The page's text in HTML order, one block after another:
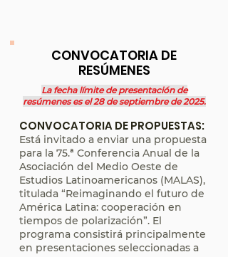
CONVOCATORIA DE
RESÚMENES
La fecha límite de presentación de
resúmenes es el 28 de septiembre de 2025.
CONVOCATORIA DE PROPUESTAS:
Está invitado a enviar una propuesta
para la 75.ª Conferencia Anual de la
Asociación del Medio Oeste de
Estudios Latinoamericanos (MALAS),
titulada “Reimaginando el futuro de
América Latina: cooperación en
tiempos de polarización”. El
programa consistirá principalmente
en presentaciones seleccionadas a